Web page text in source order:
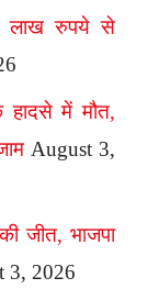
लाख रुपये से
में मौत,
August 3,
जीत, भाजपा
3, 2026